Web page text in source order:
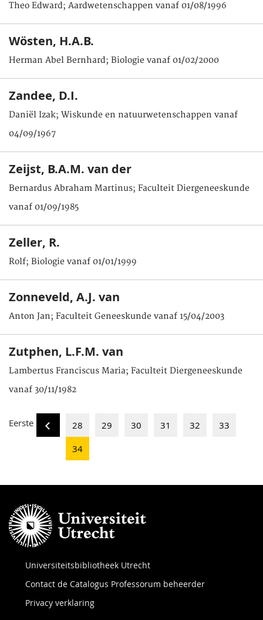
Theo Edward; Aardwetenschappen vanaf 01/08/1996
Wösten, H.A.B.
Herman Abel Bernhard; Biologie vanaf 01/02/2000
Zandee, D.I.
Daniël Izak; Wiskunde en natuurwetenschappen vanaf
04/09/1967
Zeijst, B.A.M. van der
Bernardus Abraham Martinus; Faculteit Diergeneeskunde
vanaf 01/09/1985
Zeller, R.
Rolf; Biologie vanaf 01/01/1999
Zonneveld, A.J. van
Anton Jan; Faculteit Geneeskunde vanaf 15/04/2003
Zutphen, L.F.M. van
Lambertus Franciscus Maria; Faculteit Diergeneeskunde
vanaf 30/11/1982
Eerste 28 29 30 31 32
33
34
Universiteitsbibliotheek Utrecht
Contact de Catalogus Professorum beheerder
Privacy verklaring